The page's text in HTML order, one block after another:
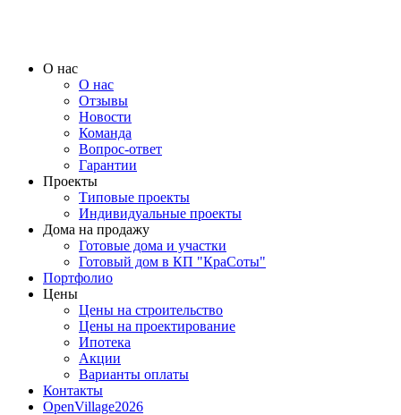
О нас
О нас
Отзывы
Новости
Команда
Вопрос-ответ
Гарантии
Проекты
Типовые проекты
Индивидуальные проекты
Дома на продажу
Готовые дома и участки
Готовый дом в КП "КраСоты"
Портфолио
Цены
Цены на строительство
Цены на проектирование
Ипотека
Акции
Варианты оплаты
Контакты
OpenVillage2026